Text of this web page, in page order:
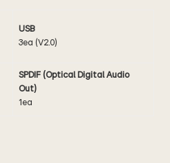
USB
3ea (V2.0)
SPDIF (Optical Digital Audio
Out)
1ea